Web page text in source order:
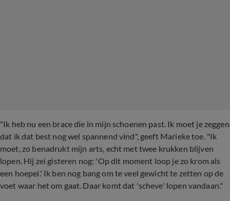
"Ik heb nu een brace die in mijn schoenen past. Ik moet je zeggen
dat ik dat best nog wel spannend vind", geeft Marieke toe. "Ik
moet, zo benadrukt mijn arts, echt met twee krukken blijven
lopen. Hij zei gisteren nog: 'Op dit moment loop je zo krom als
een hoepel.' Ik ben nog bang om te veel gewicht te zetten op de
voet waar het om gaat. Daar komt dat 'scheve' lopen vandaan."